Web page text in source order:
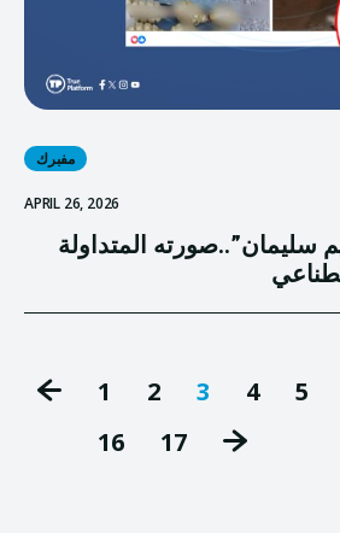
مفبرك
APRIL 26, 2026
سليمان”..صورته المتداولة
1 2 3 4 5
16
17